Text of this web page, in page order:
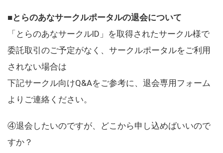
■とらのあなサークルポータルの退会について
「とらのあなサークルID」を取得されたサークル様で
委託取引のご予定がなく、サークルポータルをご利用
されない場合は
下記サークル向けQ&Aをご参考に、退会専用フォーム
よりご連絡ください。
④退会したいのですが、どこから申し込めばいいので
すか？